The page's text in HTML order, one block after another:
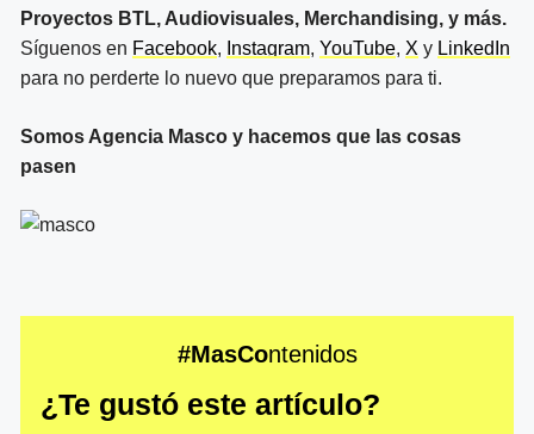
Proyectos BTL, Audiovisuales, Merchandising, y más.
Síguenos en Facebook, Instagram, YouTube, X y LinkedIn
para no perderte lo nuevo que preparamos para ti.
Somos Agencia Masco y hacemos que las cosas
pasen
#MasContenidos
¿Te gustó este artículo?